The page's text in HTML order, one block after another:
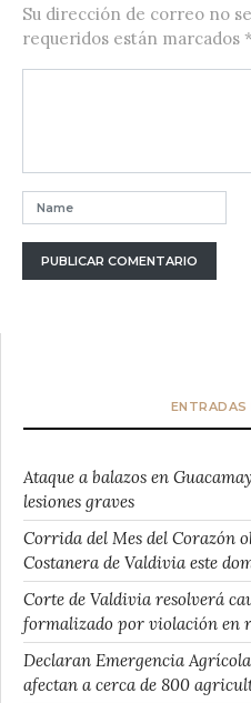
Su dirección de correo no
requeridos están marcados *
ENTRADAS
Ataque a balazos en
lesiones graves
Corrida del Mes del Corazón
Costanera de Valdivia este
Corte de Valdivia resolverá
formalizado por violación en
Declaran Emergencia
afectan a cerca de 800